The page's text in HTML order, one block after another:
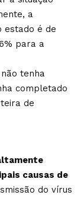
a
estado é de
para a
tenha
completado
de
causas de
do vírus